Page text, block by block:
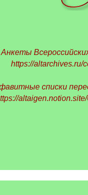
https://altarchives.ru/
списки